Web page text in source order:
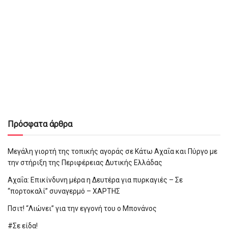
Πρόσφατα άρθρα
Μεγάλη γιορτή της τοπικής αγοράς σε Κάτω Αχαΐα και Πύργο με
την στήριξη της Περιφέρειας Δυτικής Ελλάδας
Αχαΐα: Επικίνδυνη μέρα η Δευτέρα για πυρκαγιές – Σε
“πορτοκαλί” συναγερμό – ΧΑΡΤΗΣ
Πσιτ! “Λιώνει” για την εγγονή του ο Μπονάνος
#Σε είδα!